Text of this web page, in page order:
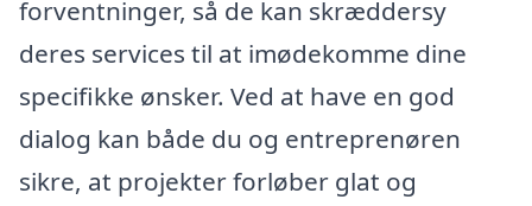
forventninger, så de kan skræddersy
deres services til at imødekomme dine
specifikke ønsker. Ved at have en god
dialog kan både du og entreprenøren
sikre, at projekter forløber glat og